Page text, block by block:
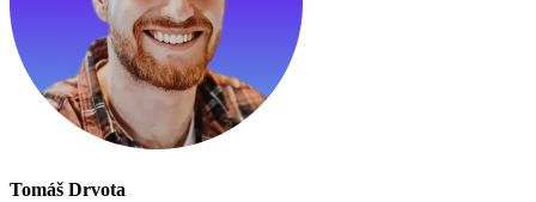
Tomáš Drvota